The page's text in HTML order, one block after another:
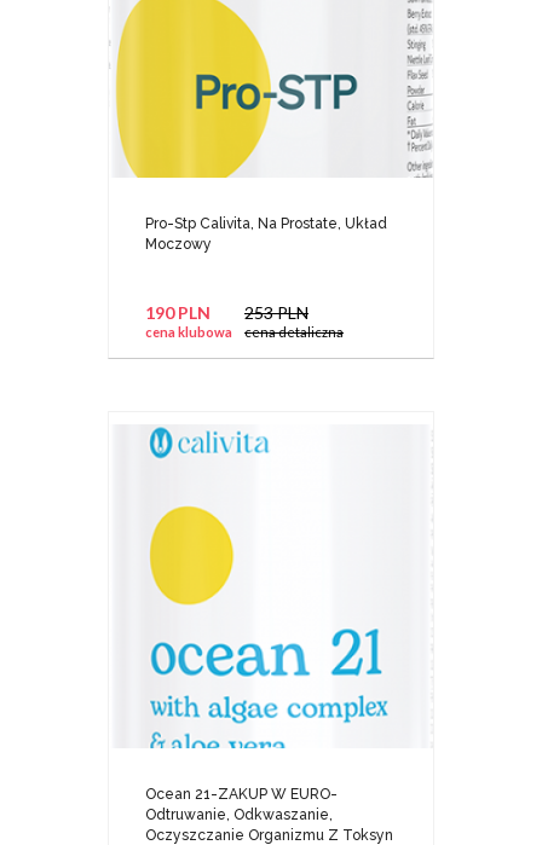
Pro-Stp Calivita, Na Prostate, Układ
Moczowy
190 PLN
cena klubowa
253 PLN
cena detaliczna
Ocean 21-ZAKUP W EURO-
Odtruwanie, Odkwaszanie,
Oczyszczanie Organizmu Z Toksyn